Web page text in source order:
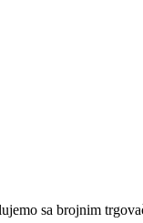
sa brojnim